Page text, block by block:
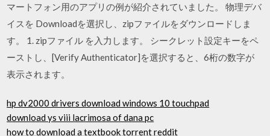
マートフォン用のアプリの例が紹介されていました。 物理デバ
イスを Downloadを選択し、zipファイルをダウンロードしま
す。 1. zipファイル を入力します。 シークレット設定キーをペ
ーストし、[Verify Authenticator]を選択すると、6桁の数字が
表示されます。
hp dv2000 drivers download windows 10 touchpad
download ys viii lacrimosa of dana pc
how to download a textbook torrent reddit